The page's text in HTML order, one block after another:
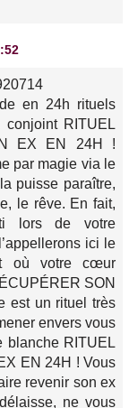
en 24h rituels
RITUEL
EX EN 24H !
par magie via le
puisse paraître,
le rêve. En fait,
lors de votre
ici le
où votre cœur
SON
est un rituel très
envers vous
blanche RITUEL
EN 24H ! Vous
revenir son ex
ne vous